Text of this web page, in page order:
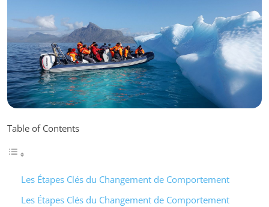
Table of Contents
Les Étapes Clés du Changement de Comportement
Les Étapes Clés du Changement de Comportement